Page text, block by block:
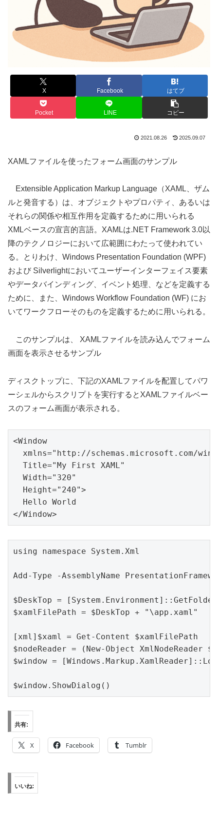
X Facebook はてブ
Pocket LINE コピー
2021.08.26 2025.09.07
XAMLファイルを使ったフォーム画面のサンプル
Extensible Application Markup Language（XAML、ザム
ルと発音する）は、オブジェクトやプロパティ、あるいは
それらの関係や相互作用を定義するために用いられる
XMLベースの宣言的言語。XAMLは.NET Framework 3.0以
降のテクノロジーにおいて広範囲にわたって使われてい
る。とりわけ、Windows Presentation Foundation (WPF)
および Silverlightにおいてユーザーインターフェイス要素
やデータバインディング、イベント処理、などを定義する
ために、また、Windows Workflow Foundation (WF) にお
いてワークフローそのものを定義するために用いられる。
このサンプルは、 XAMLファイルを読み込んでフォーム
画面を表示させるサンプル
ディスクトップに、下記のXAMLファイルを配置してパワ
ーシェルからスクリプトを実行するとXAMLファイルベー
スのフォーム画面が表示される。
<Window
xmlns="http://schemas.microsoft.com/
  Title="My First XAML"
  Width="320"
  Height="240">
  Hello World
using namespace System.Xml
Add-Type -AssemblyName
$DeskTop =
$xamlFilePath = $DeskTop + "\app.xaml"
[xml]$xaml = Get-Content $xamlFilePath
$nodeReader = (New-Object XmlNodeReader
$window =
$window.ShowDialog()
共有:
X Facebook Tumblr
いいね: